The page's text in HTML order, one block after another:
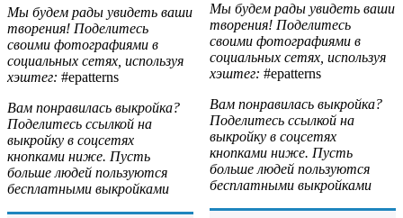
Мы будем рады увидеть ваши
творения! Поделитесь
своими фотографиями в
социальных сетях, используя
хэштег: #epatterns
Вам понравилась выкройка?
Поделитесь ссылкой на
выкройку в соцсетях
кнопками ниже. Пусть
больше людей пользуются
бесплатными выкройками
Мы будем рады увидеть ваши
творения! Поделитесь
своими фотографиями в
социальных сетях, используя
хэштег: #epatterns
Вам понравилась выкройка?
Поделитесь ссылкой на
выкройку в соцсетях
кнопками ниже. Пусть
больше людей пользуются
бесплатными выкройками